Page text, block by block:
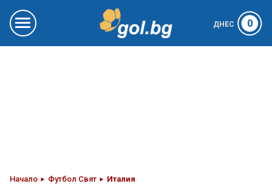
ДНЕС 0
Начало Футбол Свят Италия